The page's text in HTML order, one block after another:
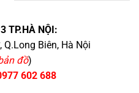
TP.HÀ NỘI:
Biên, Hà Nội
đồ)
602 688